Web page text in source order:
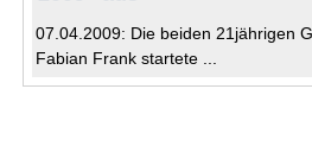
07.04.2009: Die beiden 21jährigen
Fabian Frank startete ...